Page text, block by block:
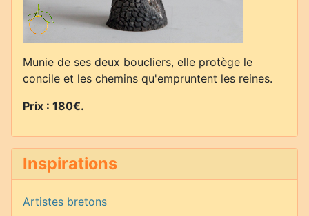
Munie de ses deux boucliers, elle protège le
concile et les chemins qu'empruntent les reines.
Prix : 180€.
Inspirations
Artistes bretons